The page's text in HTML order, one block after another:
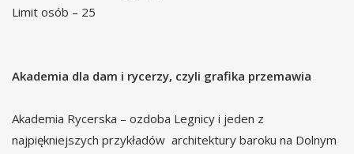
Limit osób – 25
Akademia dla dam i rycerzy, czyli grafika przemawia
Akademia Rycerska – ozdoba Legnicy i jeden z
najpiękniejszych przykładów architektury baroku na Dolnym